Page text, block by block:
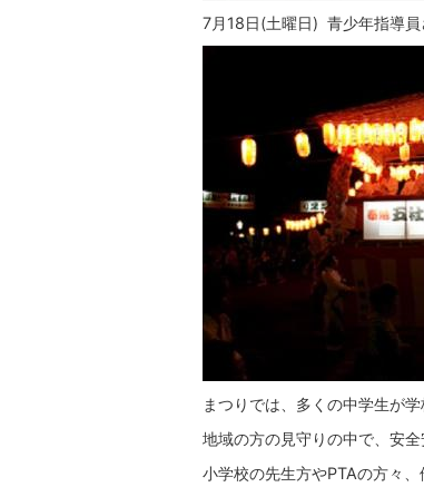
7月18日(土曜日) 青少年指導員
まつりでは、多くの中学生が
地域の方の見守りの中で、安
小学校の先生方やPTAの方々